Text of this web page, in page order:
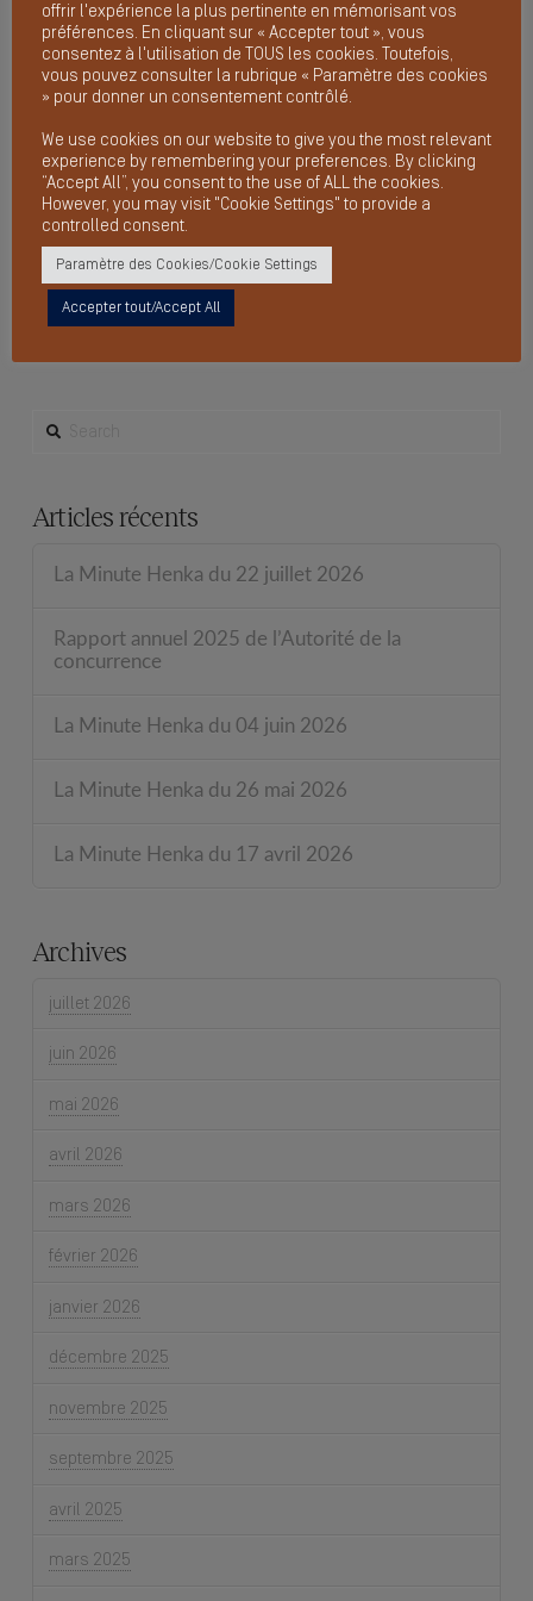
SEARCH
Articles récents
La Minute Henka du 22 juillet 2026
Rapport annuel 2025 de l’Autorité de la
concurrence
La Minute Henka du 04 juin 2026
La Minute Henka du 26 mai 2026
La Minute Henka du 17 avril 2026
Archives
juillet 2026
juin 2026
mai 2026
avril 2026
mars 2026
février 2026
janvier 2026
décembre 2025
novembre 2025
septembre 2025
avril 2025
mars 2025
offrir l'expérience la plus pertinente en mémorisant vos
préférences. En cliquant sur « Accepter tout », vous
consentez à l'utilisation de TOUS les cookies. Toutefois,
vous pouvez consulter la rubrique « Paramètre des cookies
» pour donner un consentement contrôlé.
We use cookies on our website to give you the most relevant
experience by remembering your preferences. By clicking
“Accept All”, you consent to the use of ALL the cookies.
However, you may visit "Cookie Settings" to provide a
controlled consent.
Paramètre des Cookies/Cookie Settings
Accepter tout/Accept All